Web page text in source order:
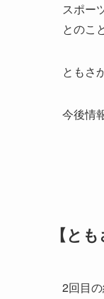
スポー
とのこ
ともさ
今後情
【と
2回目